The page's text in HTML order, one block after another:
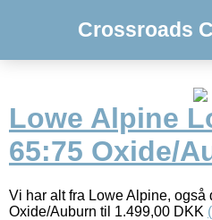
Crossroads
Lowe Alpine
65:75 Oxide/
Vi har alt fra Lowe Alpine,
Oxide/Auburn til 1.499,00 DKK